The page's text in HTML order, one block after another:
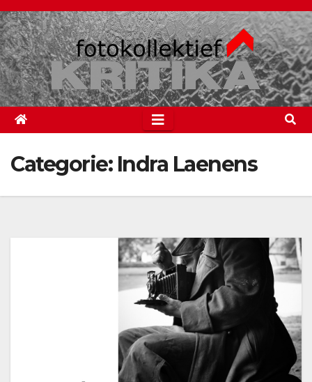
Spring
naar
de
inhoud
Categorie: Indra Laenens